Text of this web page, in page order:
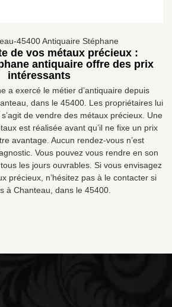
de vos métaux précieux :
antiquaire offre des prix
intéressants
a exercé le métier d’antiquaire depuis
dans le 45400. Les propriétaires lui
de vendre des métaux précieux. Une
est réalisée avant qu’il ne fixe un prix
avantage. Aucun rendez-vous n’est
Vous pouvez vous rendre en son
les jours ouvrables. Si vous envisagez
précieux, n’hésitez pas à le contacter si
à Chanteau, dans le 45400.